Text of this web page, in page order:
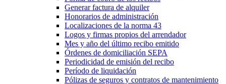
Generar factura de alquiler
Honorarios de administración
Localizaciones de la norma 43
Logos y firmas propios del arrendador
Mes y año del último recibo emitido
Órdenes de domiciliación SEPA
Periodicidad de emisión del recibo
Período de liquidación
Pólizas de seguros y contratos de mantenimiento